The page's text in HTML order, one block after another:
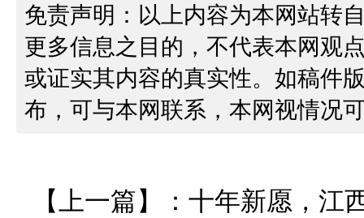
免责声明：以上内容为本网站转
更多信息之目的，不代表本网观
或证实其内容的真实性。如稿件
布，可与本网联系，本网视情况
【上一篇】： 十年新愿，江